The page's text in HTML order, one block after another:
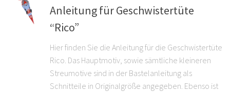
Anleitung für Geschwistertüte
“Rico”
Hier finden Sie die Anleitung für die Geschwistertüte
Rico. Das Hauptmotiv, sowie sämtliche kleineren
Streumotive sind in der Bastelanleitung als
Schnitteile in Originalgröße angegeben. Ebenso ist